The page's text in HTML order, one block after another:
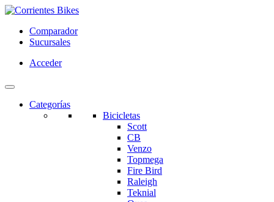
Comparador
Sucursales
Acceder
Categorías
Bicicletas
Scott
CB
Venzo
Topmega
Fire Bird
Raleigh
Teknial